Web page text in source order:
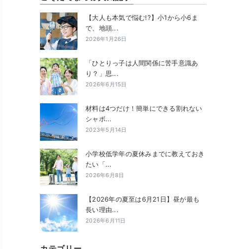
【大人も本気で悩む!?】小1から小6ま
で、地頭...
2026年1月26日
「ひとりっ子は人間関係に苦手意識あ
り？」思...
2026年6月15日
材料は4つだけ！簡単にできる割れない
シャボ...
2023年5月14日
小学校低学年の夏休みまでに教えておき
たい「...
2026年6月8日
【2026年の夏至は6月21日】昼が最も
長い理由...
2026年6月11日